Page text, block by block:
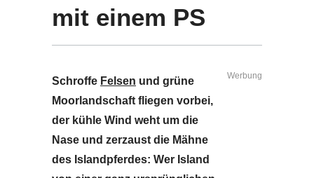
mit einem PS
Schroffe Felsen und grüne
Moorlandschaft fliegen vorbei,
der kühle Wind weht um die
Nase und zerzaust die Mähne
des Islandpferdes: Wer Island
Werbung